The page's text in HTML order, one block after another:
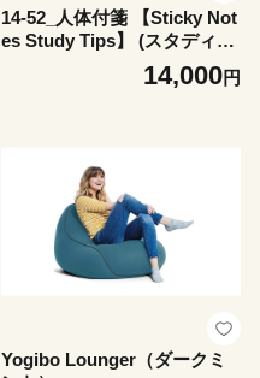
14-52_人体付箋 【Sticky Not
es Study Tips】 (スタディチ
ップス) 3種セット 人体・骨
格・筋肉｜付箋 人体 筋肉 骨
き込み 役立 塾 メモ帳 ギフト
子供 子ども 孫 受験 予習 復
習 宿題 8種類 ブック型
14,000円
Yogibo Lounger（ダークミ